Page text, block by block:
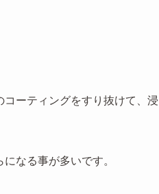
ーティングをすり抜けて、浸
なる事が多いです。